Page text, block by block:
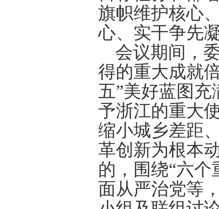
旗帜维护核心
心、实干争先
会议期间，
得的重大成就
五”美好蓝图
予浙江的重大
缩小城乡差距
革创新为根本
的，围绕“六个
面从严治党等